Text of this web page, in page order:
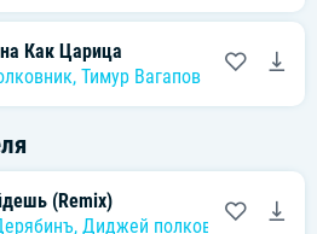
Как Царица
, Тимур Вагапов
(Remix)
, Диджей полковник